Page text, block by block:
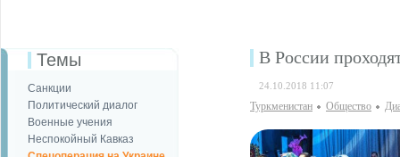
Темы
Санкции
Политический диалог
Военные учения
Неспокойный Кавказ
В России
24.10.2018 11:07
Туркменистан Общество